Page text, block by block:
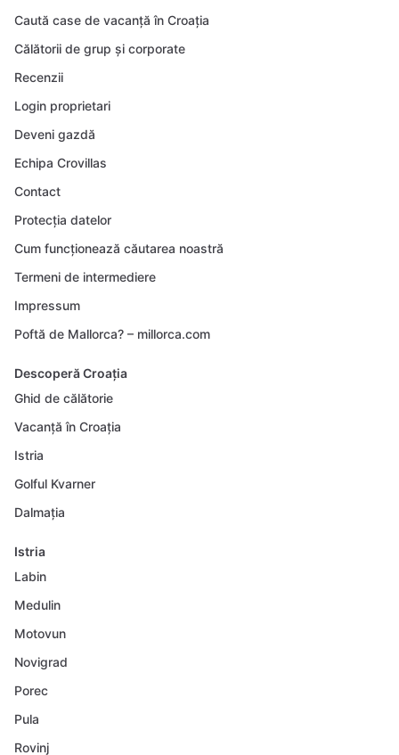
Caută case de vacanță în Croația
Călătorii de grup și corporate
Recenzii
Login proprietari
Deveni gazdă
Echipa Crovillas
Contact
Protecția datelor
Cum funcționează căutarea noastră
Termeni de intermediere
Impressum
Poftă de Mallorca? – millorca.com
Descoperă Croația
Ghid de călătorie
Vacanță în Croația
Istria
Golful Kvarner
Dalmația
Istria
Labin
Medulin
Motovun
Novigrad
Porec
Pula
Rovinj